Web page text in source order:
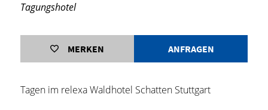
Tagungshotel
MERKEN ANFRAGEN
Tagen im relexa Waldhotel Schatten Stuttgart